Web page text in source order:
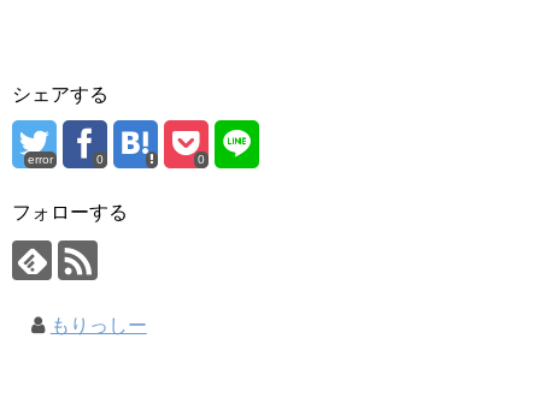
シェアする
error 0 0
フォローする
もりっしー